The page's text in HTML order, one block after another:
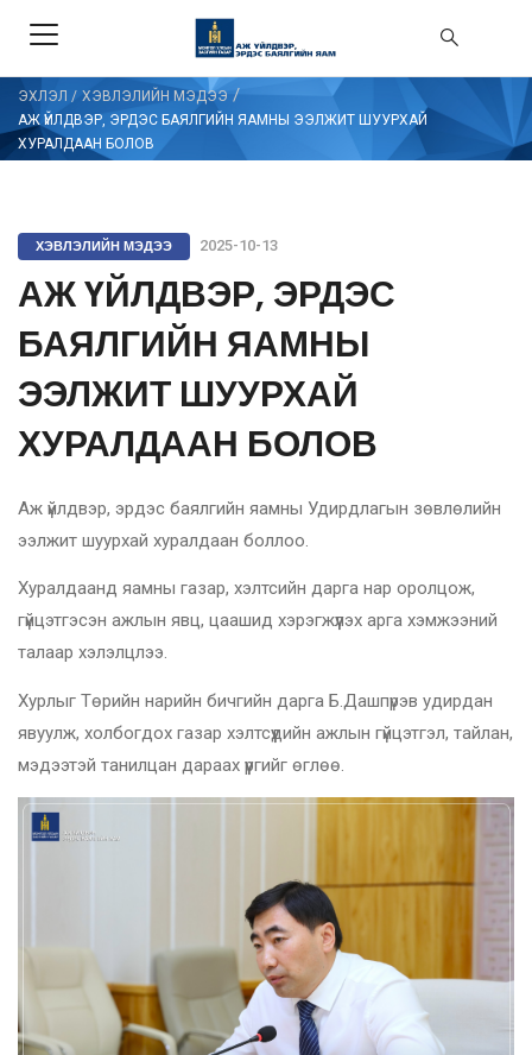
ЭХЛЭЛ / ХЭВЛЭЛИЙН МЭДЭЭ/
АЖ ҮЙЛДВЭР, ЭРДЭС БАЯЛГИЙН ЯАМНЫ ЭЭЛЖИТ ШУУРХАЙ
ХУРАЛДААН БОЛОВ
ХЭВЛЭЛИЙН МЭДЭЭ 2025-10-13
АЖ ҮЙЛДВЭР, ЭРДЭС
БАЯЛГИЙН ЯАМНЫ
ЭЭЛЖИТ ШУУРХАЙ
ХУРАЛДААН БОЛОВ
Аж үйлдвэр, эрдэс баялгийн яамны Удирдлагын зөвлөлийн
ээлжит шуурхай хуралдаан боллоо.
Хуралдаанд яамны газар, хэлтсийн дарга нар оролцож,
гүйцэтгэсэн ажлын явц, цаашид хэрэгжүүлэх арга хэмжээний
талаар хэлэлцлээ.
Хурлыг Төрийн нарийн бичгийн дарга Б.Дашпүрэв удирдан
явуулж, холбогдох газар хэлтсүүдийн ажлын гүйцэтгэл, тайлан,
мэдээтэй танилцан дараах үүргийг өглөө.